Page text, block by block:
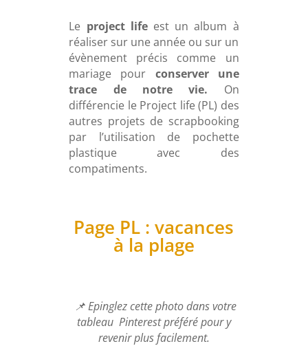
Le project lifeest un album à
réaliser sur une année ou sur un
évènement précis comme un
mariage pour conserver une
trace de notre vie. On
différencie le Project life (PL) des
autres projets de scrapbooking
par l’utilisation de pochette
plastique avec des
compatiments.
Page PL : vacances
à la plage
📌 Epinglez cette photo dans votre
tableau Pinterest préféré pour y
revenir plus facilement.